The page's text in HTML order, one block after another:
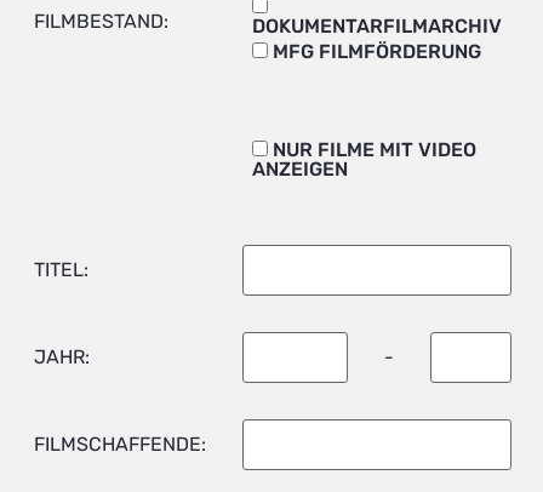
FILMBESTAND:
DOKUMENTARFILMARCHIV
MFG FILMFÖRDERUNG
NUR FILME MIT VIDEO
ANZEIGEN
TITEL:
JAHR: -
FILMSCHAFFENDE: